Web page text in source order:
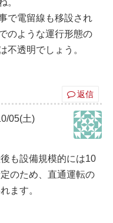
で電留線も移設され
のような運行形態の
不透明でしょう。
返信
05(土)
も設備規模的には10
のため、直通運転の
ます。